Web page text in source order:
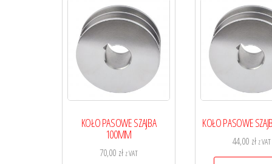
KOŁO PASOWE SZAJBA
100MM
70,00 zł z VAT
KOŁO PASOWE
44,00 zł z VAT